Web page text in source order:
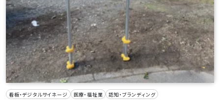
看板・デジタルサイネージ 医療・福祉業 認知・ブランディング